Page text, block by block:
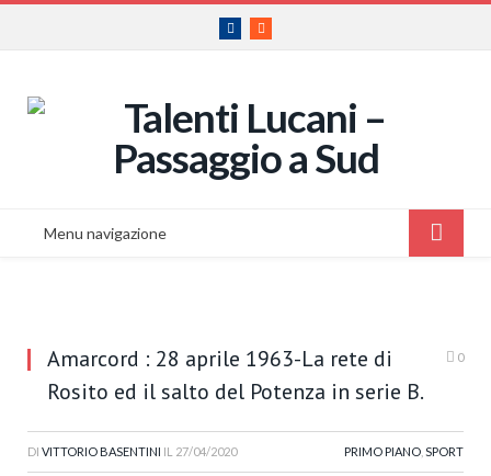
Facebook
RSS
Menu navigazione
Amarcord : 28 aprile 1963-La rete di
Rosito ed il salto del Potenza in serie B.
0
DI VITTORIO BASENTINI IL 27/04/2020 PRIMO PIANO SPORT